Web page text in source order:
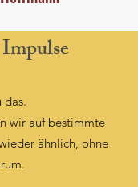
das.
wir auf bestimmte
ähnlich, ohne